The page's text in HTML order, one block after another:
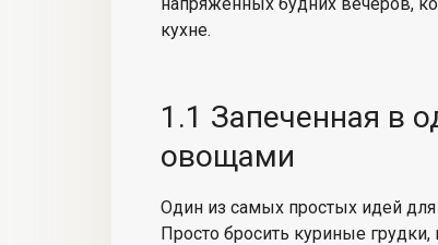
кухне.
1.1 Запеченная в
овощами
Один из самых простых идей
Просто бросить куриные грудки,